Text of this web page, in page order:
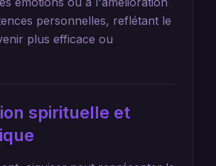
personnelles, reflétant le
plus efficace ou
spirituelle et